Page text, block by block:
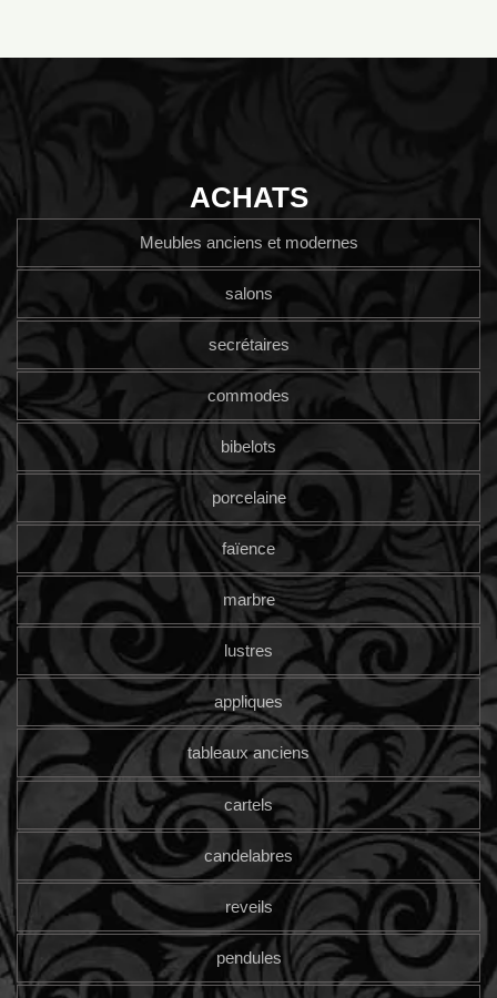
ACHATS
Meubles anciens et modernes
salons
secrétaires
commodes
bibelots
porcelaine
faïence
marbre
lustres
appliques
tableaux anciens
cartels
candelabres
reveils
pendules